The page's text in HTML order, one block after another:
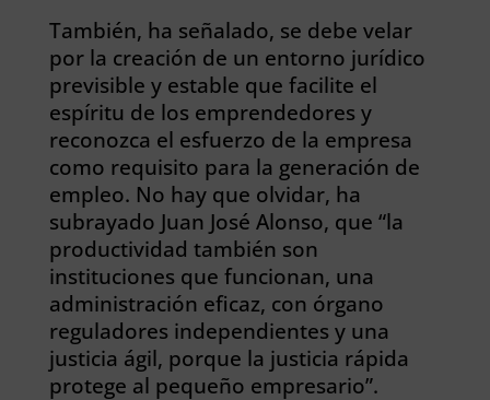
También, ha señalado, se debe velar
por la creación de un entorno jurídico
previsible y estable que facilite el
espíritu de los emprendedores y
reconozca el esfuerzo de la empresa
como requisito para la generación de
empleo. No hay que olvidar, ha
subrayado Juan José Alonso, que “la
productividad también son
instituciones que funcionan, una
administración eficaz, con órgano
reguladores independientes y una
justicia ágil, porque la justicia rápida
protege al pequeño empresario”.